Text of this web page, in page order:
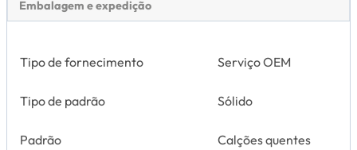
Embalagem e expedição
Tipo de fornecimento Serviço OEM
Tipo de padrão Sólido
Padrão Calções quentes